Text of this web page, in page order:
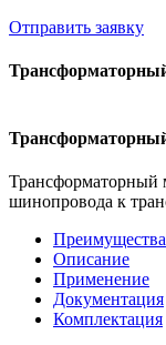
Отправить заявку
Трансформаторный
шинопровода к
Преимущества
Описание
Применение
Документация
Комплектация